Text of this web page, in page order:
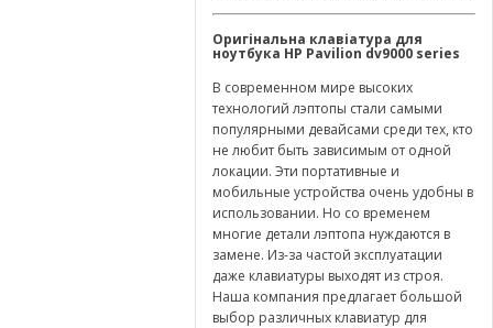
Оригінальна клавіатура для
ноутбука HP Pavilion dv9000 series
В современном мире высоких
технологий лэптопы стали самыми
популярными девайсами среди тех, кто
не любит быть зависимым от одной
локации. Эти портативные и
мобильные устройства очень удобны в
использовании. Но со временем
многие детали лэптопа нуждаются в
замене. Из-за частой эксплуатации
даже клавиатуры выходят из строя.
Наша компания предлагает большой
выбор различных клавиатур для